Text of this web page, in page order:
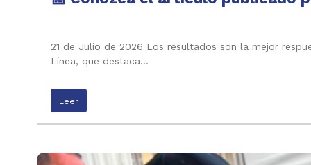
21 de Julio de 2026 Los resultados son la mejor
Línea, que destaca…
Leer